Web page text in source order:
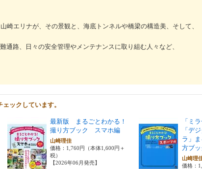
崎エリナが、その景観と、海底トンネルや橋梁の構造美、そして、
通路、日々の安全管理やメンテナンスに取り組む人々など、
ックしています。
最新版 まるごとわかる！
撮り方ブック スマホ編
山崎理佳
価格：1,760円（本体1,600円＋
税）
【2026年06月発売】
「ミ
「デ
ラ」
方ブ
山崎理
価格：